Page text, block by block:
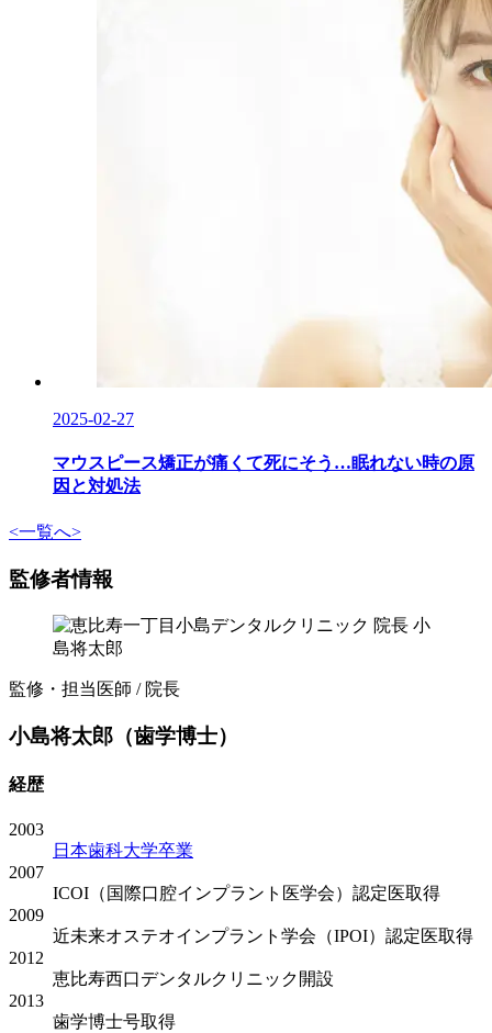
2025-02-27
マウスピース矯正が痛くて死にそう…眠れない時の原
因と対処法
<一覧へ>
監修者情報
監修・担当医師 / 院長
小島将太郎（歯学博士）
経歴
2003
日本歯科大学卒業
2007
ICOI（国際口腔インプラント医学会）認定医取得
2009
近未来オステオインプラント学会（IPOI）認定医取得
2012
恵比寿西口デンタルクリニック開設
2013
歯学博士号取得